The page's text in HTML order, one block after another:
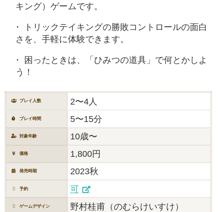
キング）ゲームです。
トリックテイキングの勝敗コントロールの面白
さを、手軽に体験できます。
困ったときは、「ひみつの道具」で何とかしよ
う！
プレイ人数 2〜4人
プレイ時間 5〜15分
対象年齢 10歳〜
価格 1,800円
発売時期 2023秋
予約 可
ゲームデザイン 野村桂甫（のむらけいすけ）